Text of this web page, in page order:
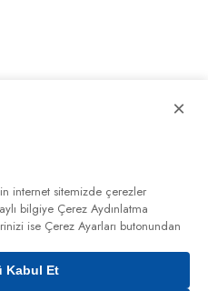
×
internet sitemizde çerezler
bilgiye Çerez Aydınlatma
ise Çerez Ayarları butonundan
Kabul Et